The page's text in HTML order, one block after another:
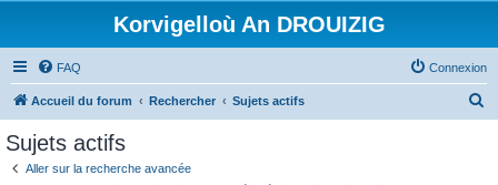
Korvigelloù An DROUIZIG
FAQ Connexion
Accueil du forum Rechercher Sujets actifs
Sujets actifs
Aller sur la recherche avancée